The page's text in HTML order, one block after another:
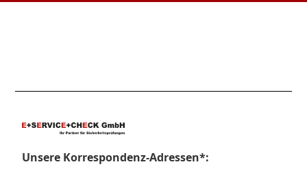
Unsere Korrespondenz-Adressen*: